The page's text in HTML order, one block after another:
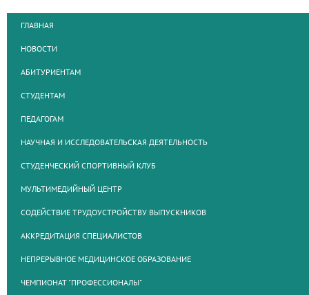
ГЛАВНАЯ
НОВОСТИ
АБИТУРИЕНТАМ
СТУДЕНТАМ
ПЕДАГОГАМ
НАУЧНАЯ И ИССЛЕДОВАТЕЛЬСКАЯ ДЕЯТЕЛЬНОСТЬ
СТУДЕНЧЕСКИЙ СПОРТИВНЫЙ КЛУБ
МУЛЬТИМЕДИЙНЫЙ ЦЕНТР
СОДЕЙСТВИЕ ТРУДОУСТРОЙСТВУ ВЫПУСКНИКОВ
АККРЕДИТАЦИЯ СПЕЦИАЛИСТОВ
НЕПРЕРЫВНОЕ МЕДИЦИНСКОЕ ОБРАЗОВАНИЕ
ЧЕМПИОНАТ "ПРОФЕССИОНАЛЫ"